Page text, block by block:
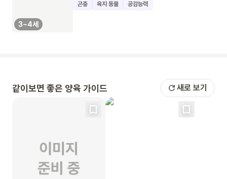
3~4세
곤충 육지 동물 공감능력
같이보면 좋은 양육 가이드 새로 보기